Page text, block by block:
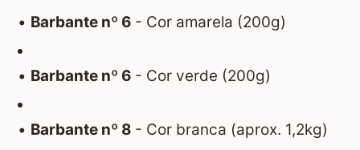
• Barbante nº 6 - Cor amarela (200g)
• Barbante nº 6 - Cor verde (200g)
• Barbante nº 8 - Cor branca (aprox. 1,2kg)